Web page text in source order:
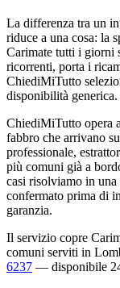
La differenza tra un
riduce a una cosa: la
Carimate tutti i giorni
ricorrenti, porta i
ChiediMiTutto
disponibilità generica.
ChiediMiTutto opera
fabbro che arrivano
professionale,
più comuni già a
casi risolviamo in
confermato prima di
garanzia.
Il servizio copre
comuni serviti in
6237 — disponibile